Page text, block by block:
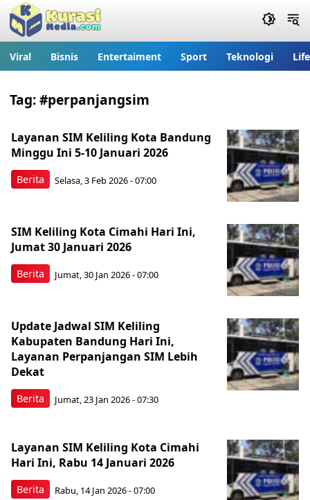
Viral Bisnis Entertaiment Sport Teknologi
Tag:#perpanjangsim
Berita
Layanan SIM Keliling Kota Bandung
Minggu Ini 5-10 Januari 2026
Selasa, 3 Feb 2026 - 07:00
Berita
SIM Keliling Kota Cimahi Hari Ini,
Jumat 30 Januari 2026
Jumat, 30 Jan 2026 - 07:00
Berita
Update Jadwal SIM Keliling
Kabupaten Bandung Hari Ini,
Layanan Perpanjangan SIM Lebih
Dekat
Jumat, 23 Jan 2026 - 07:30
Berita
Layanan SIM Keliling Kota Cimahi
Hari Ini, Rabu 14 Januari 2026
Rabu, 14 Jan 2026 - 07:00